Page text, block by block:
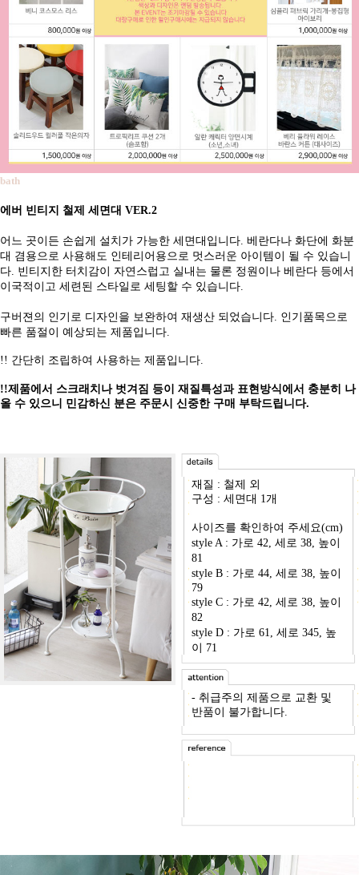
bath
에버 빈티지 철제 세면대 VER.2
어느 곳이든 손쉽게 설치가 가능한 세면대입니다. 베란다나 화단에 화분
대 겸용으로 사용해도 인테리어용으로 멋스러운 아이템이 될 수 있습니
다. 빈티지한 터치감이 자연스럽고 실내는 물론 정원이나 베란다 등에서
이국적이고 세련된 스타일로 세팅할 수 있습니다.
구버젼의 인기로 디자인을 보완하여 재생산 되었습니다. 인기품목으로
빠른 품절이 예상되는 제품입니다.
!! 간단히 조립하여 사용하는 제품입니다.
!!제품에서 스크래치나 벗겨짐 등이 재질특성과 표현방식에서 충분히 나
올 수 있으니 민감하신 분은 주문시 신중한 구매 부탁드립니다.
재질 : 철제 외
구성 : 세면대 1개
사이즈를 확인하여 주세요(cm)
style A : 가로 42, 세로 38, 높이
81
style B : 가로 44, 세로 38, 높이
79
style C : 가로 42, 세로 38, 높이
82
style D : 가로 61, 세로 345, 높
이 71
- 취급주의 제품으로 교환 및
반품이 불가합니다.